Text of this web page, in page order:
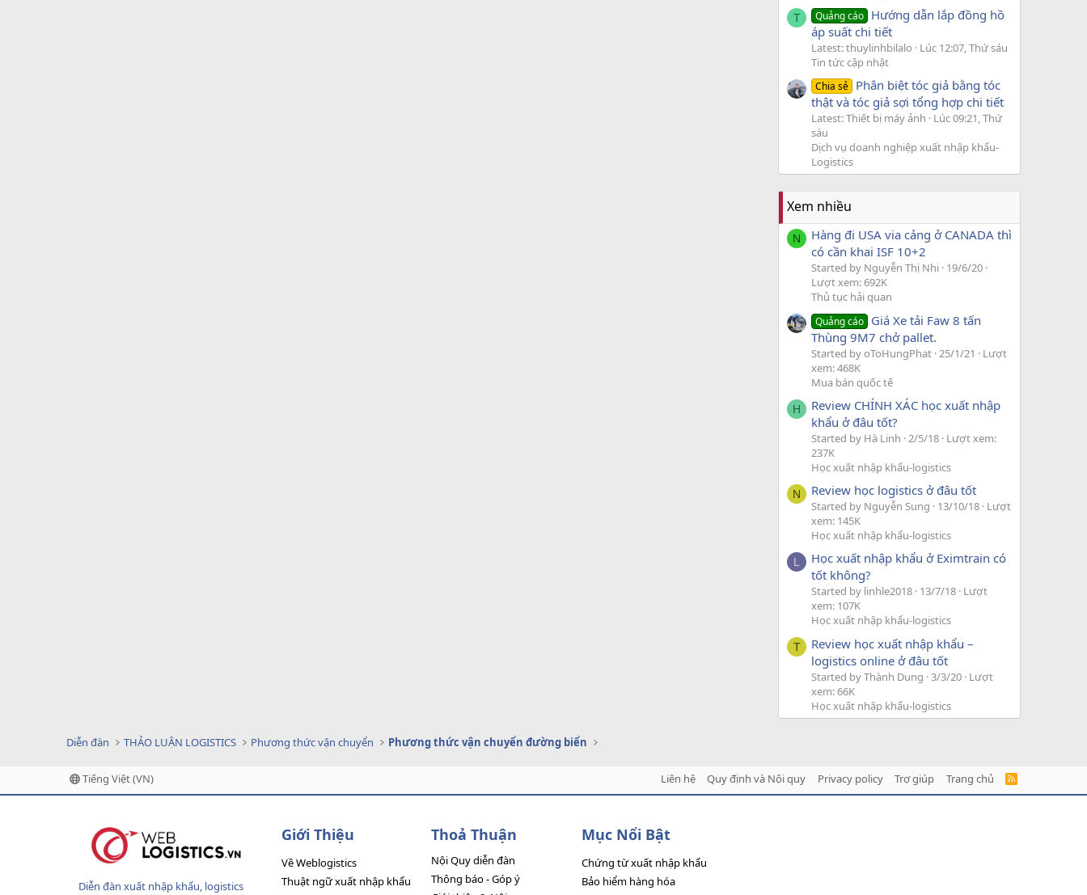
T Quảng cáo Hướng dẫn lắp đồng hồ
áp suất chi tiết
Latest: thuylinhbilalo
Lúc 12:07, Thứ sáu
Tin tức cập nhật
Chia sẻ Phân biệt tóc giả bằng tóc
thật và tóc giả sợi tổng hợp chi tiết
Latest: Thiết bị máy ảnh
Lúc 09:21, Thứ
sáu
Dịch vụ doanh nghiệp xuất nhập khẩu-
Logistics
Xem nhiều
N
Hàng đi USA via cảng ở CANADA thì
có cần khai ISF 10+2
Started by Nguyễn Thị Nhi 19/6/20
Lượt xem: 692K
Thủ tục hải quan
Quảng cáo Giá Xe tải Faw 8 tấn
Thùng 9M7 chở pallet.
Started by oToHungPhat 25/1/21
Lượt
xem: 468K
Mua bán quốc tế
H
Review CHÍNH XÁC học xuất nhập
khẩu ở đâu tốt?
Started by Hà Linh 2/5/18 Lượt xem:
237K
Học xuất nhập khẩu-logistics
N Review học logistics ở đâu tốt
Started by Nguyễn Sung 13/10/18 Lượt
xem: 145K
Học xuất nhập khẩu-logistics
L
Học xuất nhập khẩu ở Eximtrain có
tốt không?
Started by linhle2018 13/7/18 Lượt
xem: 107K
Học xuất nhập khẩu-logistics
T
Review học xuất nhập khẩu –
logistics online ở đâu tốt
Started by Thành Dung 3/3/20 Lượt
xem: 66K
Học xuất nhập khẩu-logistics
Diễn đàn THẢO LUẬN LOGISTICS Phương thức vận chuyển Phương thức vận chuyển đường biển
Tiếng Việt (VN) Liên hệ Quy định và Nội quy Privacy policy Trợ giúp Trang chủ
R
Diễn đàn xuất nhập khẩu, logistics
Giới Thiệu
Về Weblogistics
Thuật ngữ xuất nhập khẩu
Thoả Thuận
Nội Quy diễn đàn
Thông báo - Góp ý
Mục Nổi Bật
Chứng từ xuất nhập khẩu
Bảo hiểm hàng hóa